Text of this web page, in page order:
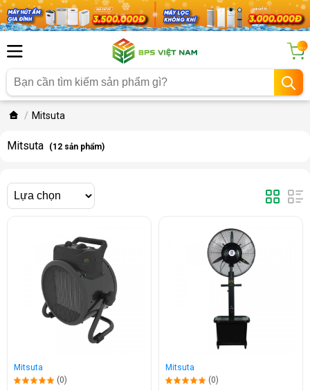
...
Mitsuta
Mitsuta (12 sản phẩm)
Mitsuta
(0)
Mitsuta
(0)